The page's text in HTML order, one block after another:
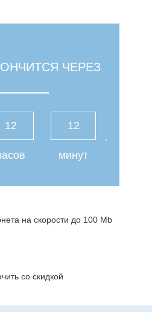
ЧЕРЕЗ
12 12
минут
;
на скорости до 100 Mb
со скидкой